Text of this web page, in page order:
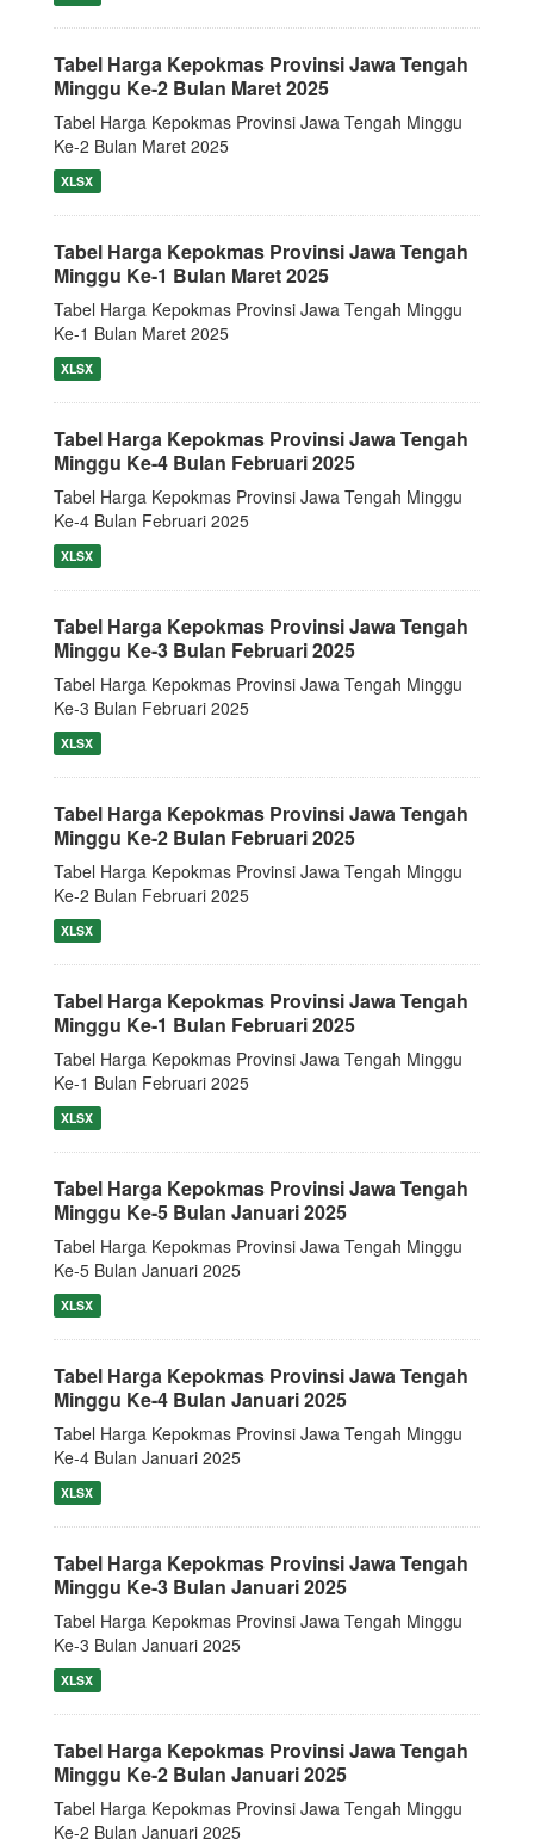
Tabel Harga Kepokmas Provinsi Jawa Tengah
Minggu Ke-2 Bulan Maret 2025
Tabel Harga Kepokmas Provinsi Jawa Tengah Minggu
Ke-2 Bulan Maret 2025
XLSX
Tabel Harga Kepokmas Provinsi Jawa Tengah
Minggu Ke-1 Bulan Maret 2025
Tabel Harga Kepokmas Provinsi Jawa Tengah Minggu
Ke-1 Bulan Maret 2025
XLSX
Tabel Harga Kepokmas Provinsi Jawa Tengah
Minggu Ke-4 Bulan Februari 2025
Tabel Harga Kepokmas Provinsi Jawa Tengah Minggu
Ke-4 Bulan Februari 2025
XLSX
Tabel Harga Kepokmas Provinsi Jawa Tengah
Minggu Ke-3 Bulan Februari 2025
Tabel Harga Kepokmas Provinsi Jawa Tengah Minggu
Ke-3 Bulan Februari 2025
XLSX
Tabel Harga Kepokmas Provinsi Jawa Tengah
Minggu Ke-2 Bulan Februari 2025
Tabel Harga Kepokmas Provinsi Jawa Tengah Minggu
Ke-2 Bulan Februari 2025
XLSX
Tabel Harga Kepokmas Provinsi Jawa Tengah
Minggu Ke-1 Bulan Februari 2025
Tabel Harga Kepokmas Provinsi Jawa Tengah Minggu
Ke-1 Bulan Februari 2025
XLSX
Tabel Harga Kepokmas Provinsi Jawa Tengah
Minggu Ke-5 Bulan Januari 2025
Tabel Harga Kepokmas Provinsi Jawa Tengah Minggu
Ke-5 Bulan Januari 2025
XLSX
Tabel Harga Kepokmas Provinsi Jawa Tengah
Minggu Ke-4 Bulan Januari 2025
Tabel Harga Kepokmas Provinsi Jawa Tengah Minggu
Ke-4 Bulan Januari 2025
XLSX
Tabel Harga Kepokmas Provinsi Jawa Tengah
Minggu Ke-3 Bulan Januari 2025
Tabel Harga Kepokmas Provinsi Jawa Tengah Minggu
Ke-3 Bulan Januari 2025
XLSX
Tabel Harga Kepokmas Provinsi Jawa Tengah
Minggu Ke-2 Bulan Januari 2025
Tabel Harga Kepokmas Provinsi Jawa Tengah Minggu
Ke-2 Bulan Januari 2025